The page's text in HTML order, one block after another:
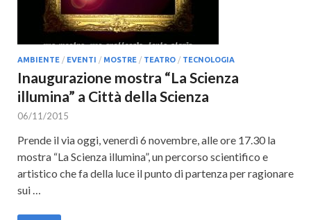
AMBIENTE / EVENTI / MOSTRE / TEATRO / TECNOLOGIA
Inaugurazione mostra “La Scienza
illumina” a Città della Scienza
06/11/2015
Prende il via oggi, venerdì 6 novembre, alle ore 17.30 la
mostra “La Scienza illumina”, un percorso scientifico e
artistico che fa della luce il punto di partenza per ragionare
sui …